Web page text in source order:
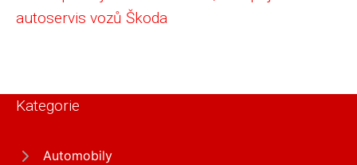
autoservis vozů Škoda
Kategorie
Automobily